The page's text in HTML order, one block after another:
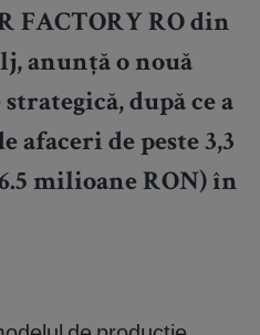
FACTORY RO din
anunță o nouă
după ce a
afaceri de peste 3,3
milioane RON) în